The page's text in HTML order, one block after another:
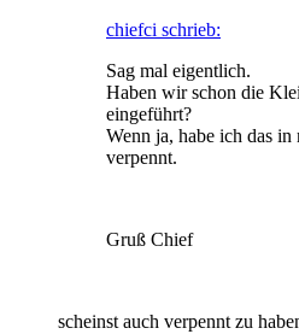
chiefci schrieb:
Sag mal eigentlich.
Haben wir schon die
eingeführt?
Wenn ja, habe ich das
verpennt.
Gruß Chief
scheinst auch verpennt zu